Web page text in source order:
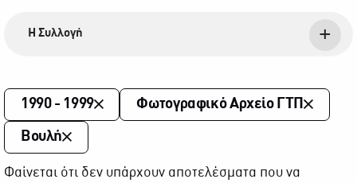
Η Συλλογή
1990 - 1999 Φωτογραφικό Αρχείο ΓΤΠ
Βουλή
Φαίνεται ότι δεν υπάρχουν αποτελέσματα που να